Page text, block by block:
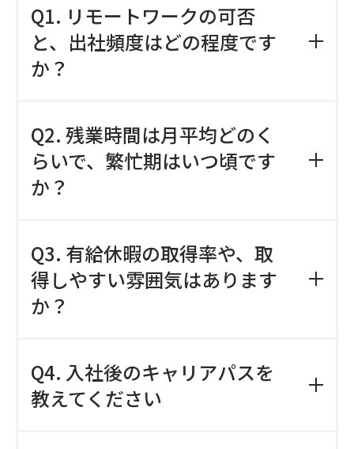
Q1. リモートワークの可否
と、出社頻度はどの程度です
か？
クが可能です。チームミーティングや重
要な打ち合わせがある日は出社をお願い
していますが、業務内容に応じて柔軟に
対応しています。
Q2. 残業時間は月平均どのく
らいで、繁忙期はいつ頃です
か？
プロジェクト立ち上げ時はやや上振れを
する傾向はありますが、チーム全体で業
務を調整し、特定の人に負担が集中しな
いよう配慮しています。
Q3. 有給休暇の取得率や、取
得しやすい雰囲気はあります
か？
す。事前に申請いただければ取得しやす
く、長期休暇も推奨しています。
Q4. 入社後のキャリアパスを
教えてください